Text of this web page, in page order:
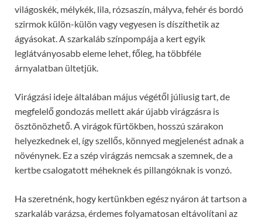
világoskék, mélykék, lila, rózsaszín, mályva, fehér és bordó
szirmok külön-külön vagy vegyesen is díszíthetik az
ágyásokat. A szarkaláb színpompája a kert egyik
leglátványosabb eleme lehet, főleg, ha többféle
árnyalatban ültetjük.
Virágzási ideje általában május végétől júliusig tart, de
megfelelő gondozás mellett akár újabb virágzásra is
ösztönözhető. A virágok fürtökben, hosszú szárakon
helyezkednek el, így szellős, könnyed megjelenést adnak a
növénynek. Ez a szép virágzás nemcsak a szemnek, de a
kertbe csalogatott méheknek és pillangóknak is vonzó.
Ha szeretnénk, hogy kertünkben egész nyáron át tartson a
szarkaláb varázsa, érdemes folyamatosan eltávolítani az